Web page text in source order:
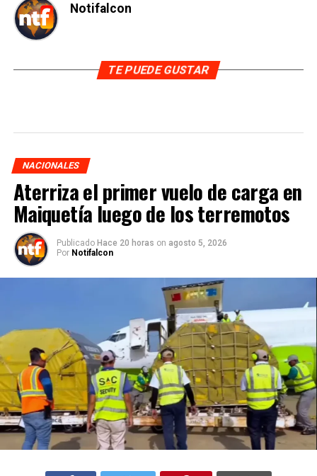
Notifalcon
TE PUEDE GUSTAR
NACIONALES
Aterriza el primer vuelo de carga en
Maiquetía luego de los terremotos
Publicado Hace 20 horas on agosto 5, 2026
Por Notifalcon